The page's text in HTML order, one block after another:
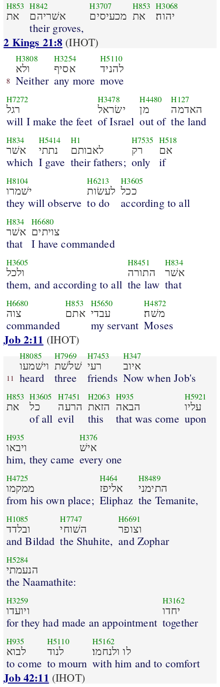
H853
את
H842
אשׁריהם
their groves,
H3707
מכעיסים
H853
את
H3068
יהוה׃
2 Kings 21:8 (IHOT)
8
H3808
ולא
Neither
H3254
אסיף
any more
H5110
להניד
move
H7272
רגל
will I make the feet
H3478
ישׂראל
of Israel
H4480
מן
out of
H127
האדמה
the land
H834
אשׁר
which
H5414
נתתי
I gave
H1
לאבותם
their fathers;
H7535
רק
only
H518
אם
if
H8104
ישׁמרו
they will observe
H6213
לעשׂות
to do
H3605
ככל
according to all
H834
אשׁר
that
H6680
צויתים
I have commanded
H3605
ולכל
them, and according to all
H8451
התורה
the law
H834
אשׁר
that
H6680
צוה
commanded
H853
אתם
H5650
עבדי
my servant
H4872
משׁה׃
Moses
Job 2:11 (IHOT)
11
H8085
וישׁמעו
heard
H7969
שׁלשׁת
three
H7453
רעי
friends
H347
איוב
Now when Job's
H853
את
H3605
כל
of all
H7451
הרעה
evil
H2063
הזאת
this
H935
הבאה
that was come
H5921
עליו
upon
H935
ויבאו
him, they came
H376
אישׁ
every one
H4725
ממקמו
from his own place;
H464
אליפז
Eliphaz
H8489
התימני
the Temanite,
H1085
ובלדד
and Bildad
H7747
השׁוחי
the Shuhite,
H6691
וצופר
and Zophar
H5284
הנעמתי
the Naamathite:
H3259
ויועדו
for they had made an appointment
H3162
יחדו
together
H935
לבוא
to come
H5110
לנוד
to mourn
H5162
לו ולנחמו׃
with him and to comfort
Job 42:11 (IHOT)